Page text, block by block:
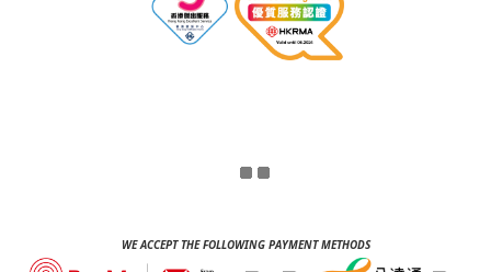
WE ACCEPT THE FOLLOWING PAYMENT METHODS